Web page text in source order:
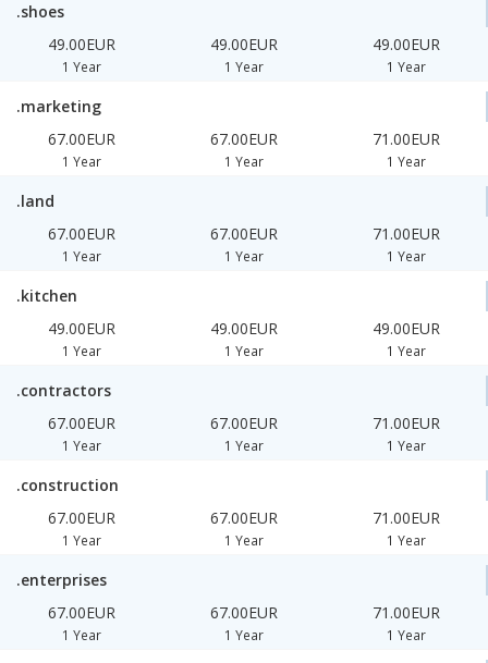
.shoes
49.00EUR
1 Year
49.00EUR
1 Year
49.00EUR
1 Year
.marketing
67.00EUR
1 Year
67.00EUR
1 Year
71.00EUR
1 Year
.land
67.00EUR
1 Year
67.00EUR
1 Year
71.00EUR
1 Year
.kitchen
49.00EUR
1 Year
49.00EUR
1 Year
49.00EUR
1 Year
.contractors
67.00EUR
1 Year
67.00EUR
1 Year
71.00EUR
1 Year
.construction
67.00EUR
1 Year
67.00EUR
1 Year
71.00EUR
1 Year
.enterprises
67.00EUR
1 Year
67.00EUR
1 Year
71.00EUR
1 Year